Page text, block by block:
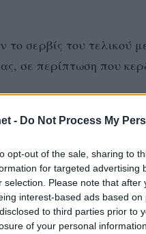
- Do Not Process My
opt-out of the sale, sharing to
for targeted advertising
selection. Please note that
interest-based ads based
to third parties prior to
of your personal
το σερβίς του τελικού
σε περίπτωση που
που συμπλήρωσε
το ποσό των
έργα στη
Peki, έκανε αυτή τη